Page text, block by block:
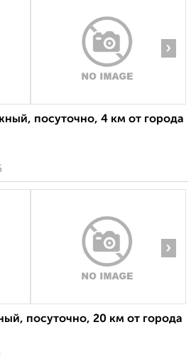
›
посуточно, 4 км от города
›
посуточно, 20 км от города